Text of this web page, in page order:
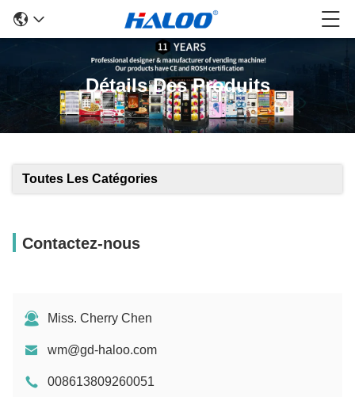
Détails Des Produits
Toutes Les Catégories
Contactez-nous
Miss. Cherry Chen
wm@gd-haloo.com
008613809260051